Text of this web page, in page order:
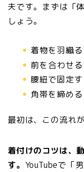
夫です。まずは「
しょう。
着物を羽織る
前を合わせる
腰紐で固定
角帯を締める
最初は、この流れ
着付けのコツは、
す。 YouTubeで「